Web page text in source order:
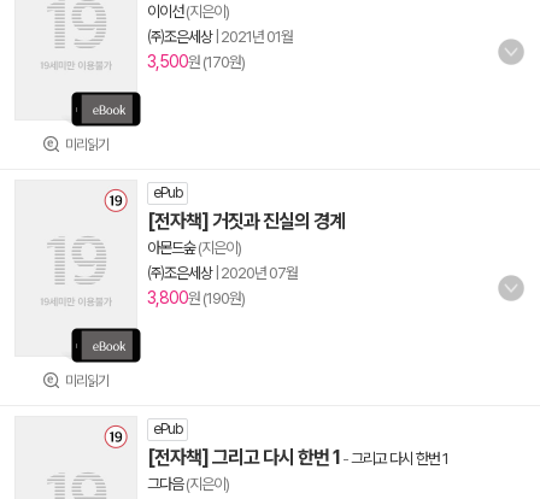
미리읽기
이이선(지은이)
㈜조은세상| 2021년 01월
3,500원 (170원)
미리읽기
ePub
[전자책] 거짓과 진실의 경계
아몬드숲(지은이)
㈜조은세상| 2020년 07월
3,800원 (190원)
ePub
[전자책] 그리고 다시 한번 1 -그리고 다시 한번 1
그다음(지은이)